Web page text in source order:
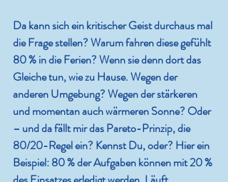
Da kann sich ein kritischer Geist durchaus mal
die Frage stellen? Warum fahren diese gefühlt
80 % in die Ferien? Wenn sie denn dort das
Gleiche tun, wie zu Hause. Wegen der
anderen Umgebung? Wegen der stärkeren
und momentan auch wärmeren Sonne? Oder
– und da fällt mir das Pareto-Prinzip, die
80/20-Regel ein? Kennst Du, oder? Hier ein
Beispiel: 80 % der Aufgaben können mit 20 %